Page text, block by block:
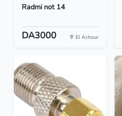
Radmi not 14
DA3000 El Achour